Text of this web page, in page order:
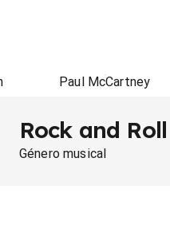
Paul McCartney
Rock and Roll
Género musical